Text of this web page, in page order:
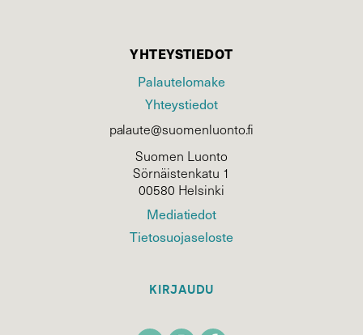
YHTEYSTIEDOT
Palautelomake
Yhteystiedot
palaute@suomenluonto.fi
Suomen Luonto
Sörnäistenkatu 1
00580 Helsinki
Mediatiedot
Tietosuojaseloste
KIRJAUDU